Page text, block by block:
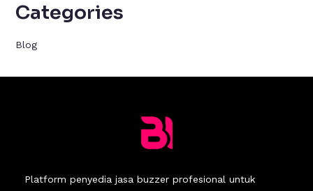
Categories
Blog
Platform penyedia jasa buzzer profesional untuk